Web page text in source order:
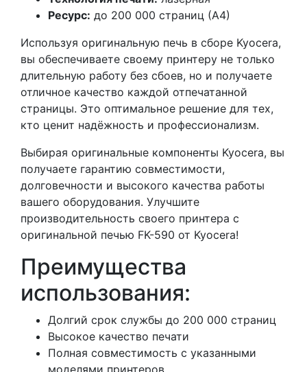
Ресурс: до 200 000 страниц (А4)
Используя оригинальную печь в сборе Kyocera,
вы обеспечиваете своему принтеру не только
длительную работу без сбоев, но и получаете
отличное качество каждой отпечатанной
страницы. Это оптимальное решение для тех,
кто ценит надёжность и профессионализм.
Выбирая оригинальные компоненты Kyocera, вы
получаете гарантию совместимости,
долговечности и высокого качества работы
вашего оборудования. Улучшите
производительность своего принтера с
оригинальной печью FK-590 от Kyocera!
Преимущества
использования:
Долгий срок службы до 200 000 страниц
Высокое качество печати
Полная совместимость с указанными